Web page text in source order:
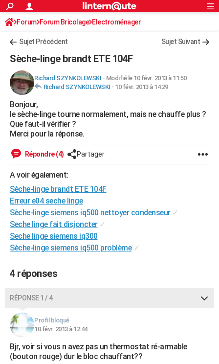
ACTUALITÉS
Politique
Société
Faits Divers
Education
Monde
Villes
+
FINANCE
Retraite
Impôts
Epargne
Immobilier
Risques naturels par ville
Banque
Assurance
Crédit
AUTO
Essais
Réserver un essai
Citadines
Berlines
SUV
Forum auto
+HIGH-TECH
Mobiles
Meilleur smartphone
Internet
Ordinateurs
Jeux vidéo
Guide high-tech
+BRICOLAGE
Forum
Aménagement intérieur
Extérieur
Cuisine
Salle de bains
Jardinage
Rangement
WEEK-END
LIFESTYLE
Art de vivre
Bien-être
Loisirs
Mode
Modes de vie
SANTE
Alimentation
Guide de la santé
Maladies
Médicaments
Sommeil
VOYAGE
Destinations
City break
Voyage nature
Voyage de noces
Forum
Climat
+PHOTO
GUIDES D'ACHAT
BONS PLANS
Dictionnaire
Biographies
Citations
Expressions
Proverbes
PROGRAMME TV
COPAINS D'AVANT
S'inscrire
Connexion
Forum Forum Bricolage Electroménager
Sujet Précédent Sujet Suivant
Sèche-linge brandt ETE 104F
Richard SZYNKOLEWSKI - Modifié le 10 févr. 2013 à 11:50
Richard SZYNKOLEWSKI - 10 févr. 2013 à 14:29
Bonjour,
le sèche-linge tourne normalement, mais ne chauffe plus ?
Que faut-il vérifier ?
Merci pour la réponse.
Répondre (4) Partager
A voir également:
Sèche-linge brandt ETE 104F
Erreur e04 seche linge
Sèche-linge siemens iq500 nettoyer condenseur ✓
Seche linge fait disjoncter ✓
Seche linge siemens iq300
Sèche-linge siemens iq500 problème ✓
4 réponses
RÉPONSE 1 / 4
Profil bloqué
10 févr. 2013 à 12:44
Bjr, voir si vous n avez pas un thermostat ré-armable
(bouton rouge) dur le bloc chauffant??